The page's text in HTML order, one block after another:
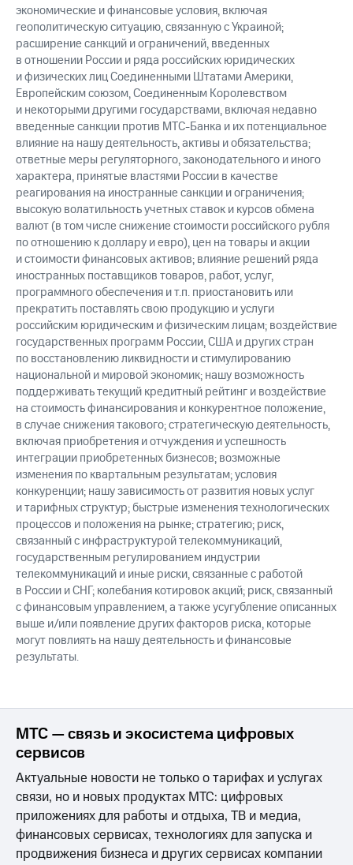
экономические и финансовые условия, включая
геополитическую ситуацию, связанную с Украиной;
расширение санкций и ограничений, введенных
в отношении России и ряда российских юридических
и физических лиц Соединенными Штатами Америки,
Европейским союзом, Соединенным Королевством
и некоторыми другими государствами, включая недавно
введенные санкции против МТС-Банка и их потенциальное
влияние на нашу деятельность, активы и обязательства;
ответные меры регуляторного, законодательного и иного
характера, принятые властями России в качестве
реагирования на иностранные санкции и ограничения;
высокую волатильность учетных ставок и курсов обмена
валют (в том числе снижение стоимости российского рубля
по отношению к доллару и евро), цен на товары и акции
и стоимости финансовых активов; влияние решений ряда
иностранных поставщиков товаров, работ, услуг,
программного обеспечения и т.п. приостановить или
прекратить поставлять свою продукцию и услуги
российским юридическим и физическим лицам; воздействие
государственных программ России, США и других стран
по восстановлению ликвидности и стимулированию
национальной и мировой экономик; нашу возможность
поддерживать текущий кредитный рейтинг и воздействие
на стоимость финансирования и конкурентное положение,
в случае снижения такового; стратегическую деятельность,
включая приобретения и отчуждения и успешность
интеграции приобретенных бизнесов; возможные
изменения по квартальным результатам; условия
конкуренции; нашу зависимость от развития новых услуг
и тарифных структур; быстрые изменения технологических
процессов и положения на рынке; стратегию; риск,
связанный с инфраструктурой телекоммуникаций,
государственным регулированием индустрии
телекоммуникаций и иные риски, связанные с работой
в России и СНГ; колебания котировок акций; риск, связанный
с финансовым управлением, а также усугубление описанных
выше и/или появление других факторов риска, которые
могут повлиять на нашу деятельность и финансовые
результаты.
МТС — связь и экосистема цифровых
сервисов
Актуальные новости не только о тарифах и услугах
связи, но и новых продуктах МТС: цифровых
приложениях для работы и отдыха, ТВ и медиа,
финансовых сервисах, технологиях для запуска и
продвижения бизнеса и других сервисах компании